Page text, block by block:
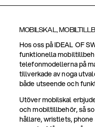
MOBILSKAL,
Hos oss på IDEAL OF
funktionella
telefonmodellerna på
tillverkade av noga
både utseende och
Utöver mobilskal
och mobiltillbehör, så
hållare, wristlets,